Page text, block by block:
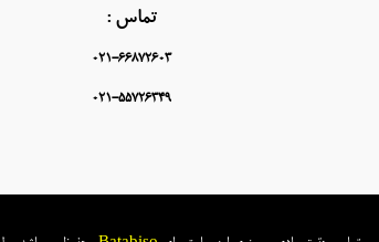
تماس :
021-66872603
021-55726349